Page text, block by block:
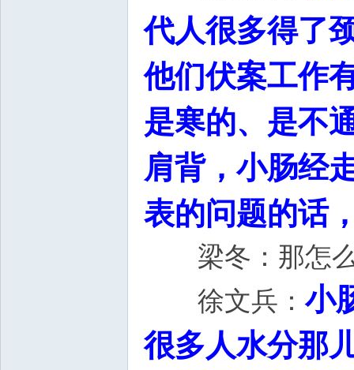
代人很多得了
他们伏案工作
是寒的、是不
肩背，小肠经
表的问题的话
梁冬：那怎么
徐文兵：小
很多人水分那